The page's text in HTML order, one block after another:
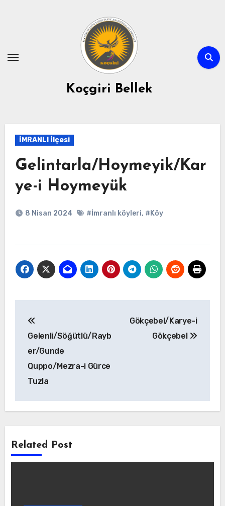
Koçgiri Bellek
İMRANLI İlçesi
Gelintarla/Hoymeyik/Kar
ye-i Hoymeyük
8 Nisan 2024 #İmranlı köyleri, #Köy
gezinmesi
Gelenli/Söğütlü/Rayb
er/Gunde
Quppo/Mezra-i Gürce
Tuzla
Gökçebel/Karye-i
Gökçebel
Related Post